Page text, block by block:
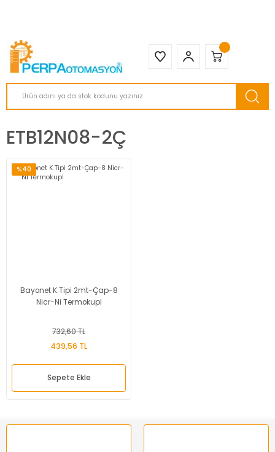
ETB12N08-2Ç
%40
Bayonet K Tipi 2mt-Çap-8
Nicr-Ni Termokupl
732,60 TL
439,56 TL
Sepete Ekle